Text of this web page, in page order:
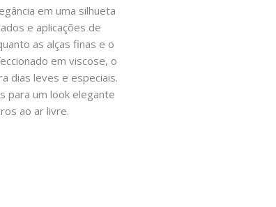
em uma silhueta
e aplicações de
as alças finas e o
em viscose, o
dias leves e especiais.
para um look elegante
ao ar livre.